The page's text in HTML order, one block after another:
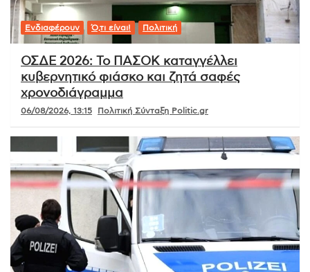
Ενδιαφέρουν Ό,τι είναι! Πολιτική
ΟΣΔΕ 2026: Το ΠΑΣΟΚ καταγγέλλει
κυβερνητικό φιάσκο και ζητά σαφές
χρονοδιάγραμμα
06/08/2026, 13:15 Πολιτική Σύνταξη Politic.gr